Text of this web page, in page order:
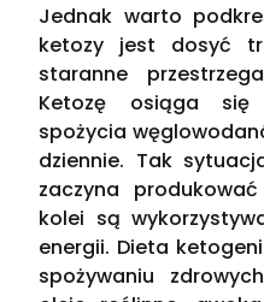
Jednak warto
ketozy jest dosyć
staranne
Ketozę osiąga się
spożycia
dziennie. Tak
zaczyna
kolei są
energii. Dieta
spożywaniu